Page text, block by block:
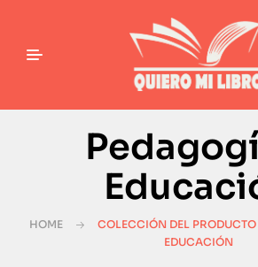
HOME COLECCIÓN DEL PRODUCTO
EDUCACIÓN